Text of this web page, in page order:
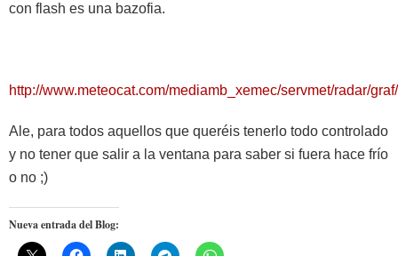
con flash es una bazofia.
http://www.meteocat.com/mediamb_xemec/servmet/radar/
Ale, para todos aquellos que queréis tenerlo todo controlado
y no tener que salir a la ventana para saber si fuera hace frío
o no ;)
Nueva entrada del Blog: